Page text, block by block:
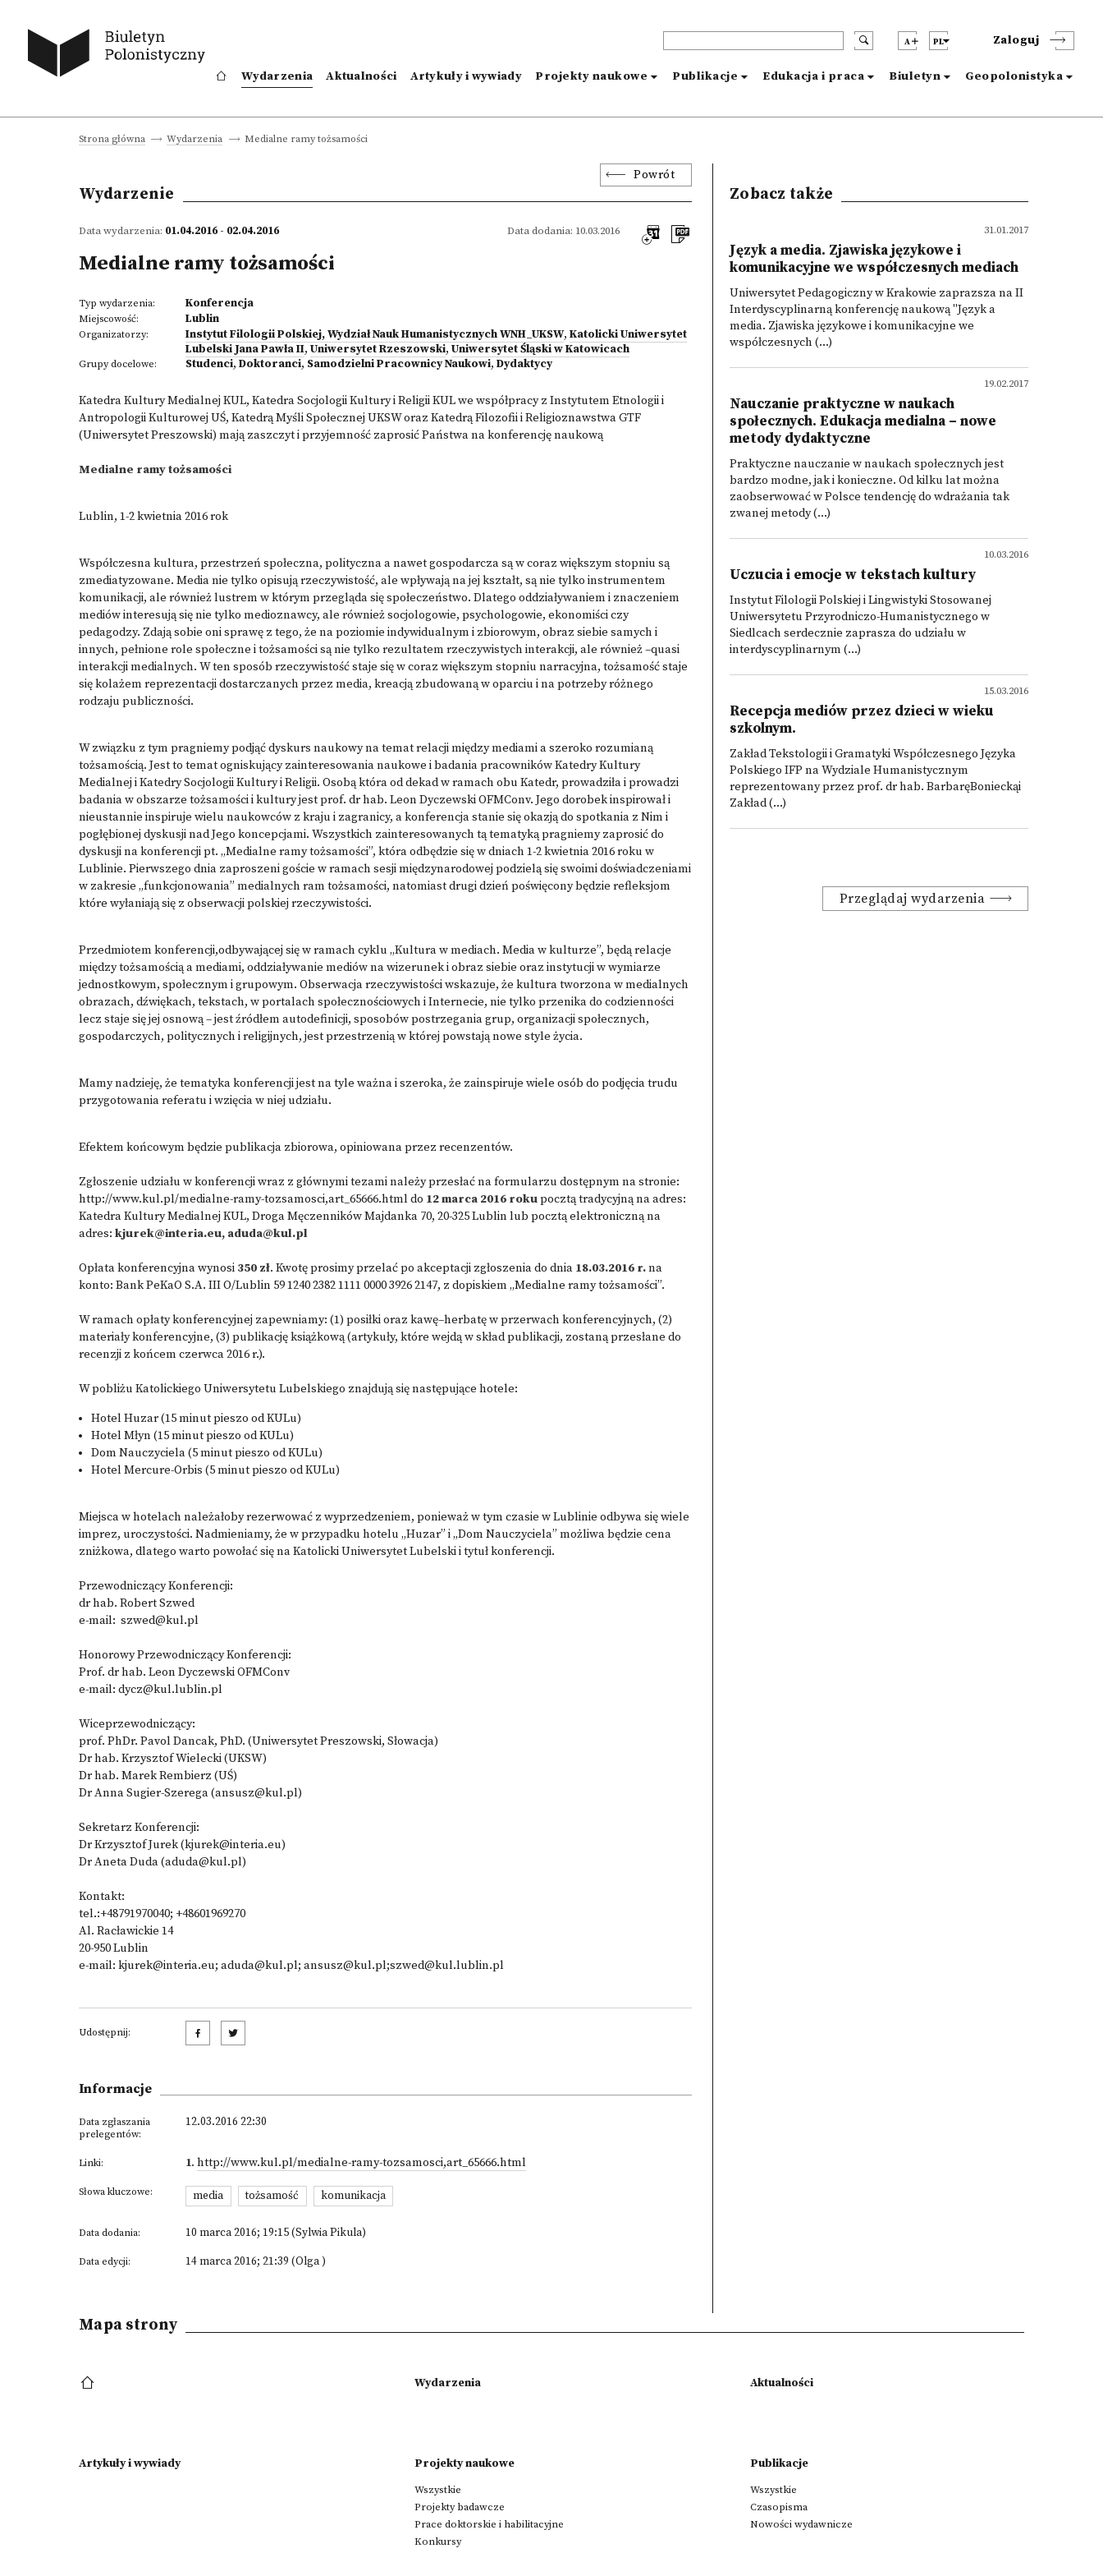
A PL Zaloguj
Wydarzenia Aktualności Artykuły i wywiady Projekty naukowe Publikacje Edukacja i praca Biuletyn Geopolonistyka
Strona główna Wydarzenia Medialne ramy tożsamości
Powrót
Wydarzenie
Data wydarzenia: 01.04.2016 - 02.04.2016 Data dodania: 10.03.2016
Medialne ramy tożsamości
Typ wydarzenia: Konferencja
Miejscowość: Lublin
Organizatorzy: Instytut Filologii Polskiej, Wydział Nauk Humanistycznych WNH_UKSW, Katolicki Uniwersytet
Lubelski Jana Pawła II, Uniwersytet Rzeszowski, Uniwersytet Śląski w Katowicach
Grupy docelowe: Studenci, Doktoranci, Samodzielni Pracownicy Naukowi, Dydaktycy
Katedra Kultury Medialnej KUL, Katedra Socjologii Kultury i Religii KUL we współpracy z Instytutem Etnologii i
Antropologii Kulturowej UŚ, Katedrą Myśli Społecznej UKSW oraz Katedrą Filozofii i Religioznawstwa GTF
(Uniwersytet Preszowski) mają zaszczyt i przyjemność zaprosić Państwa na konferencję naukową
Medialne ramy tożsamości
Lublin, 1-2 kwietnia 2016 rok
Współczesna kultura, przestrzeń społeczna, polityczna a nawet gospodarcza są w coraz większym stopniu są
zmediatyzowane. Media nie tylko opisują rzeczywistość, ale wpływają na jej kształt, są nie tylko instrumentem
komunikacji, ale również lustrem w którym przegląda się społeczeństwo. Dlatego oddziaływaniem i znaczeniem
mediów interesują się nie tylko medioznawcy, ale również socjologowie, psychologowie, ekonomiści czy
pedagodzy. Zdają sobie oni sprawę z tego, że na poziomie indywidualnym i zbiorowym, obraz siebie samych i
innych, pełnione role społeczne i tożsamości są nie tylko rezultatem rzeczywistych interakcji, ale również –quasi
interakcji medialnych. W ten sposób rzeczywistość staje się w coraz większym stopniu narracyjna, tożsamość staje
się kolażem reprezentacji dostarczanych przez media, kreacją zbudowaną w oparciu i na potrzeby różnego
rodzaju publiczności.
W związku z tym pragniemy podjąć dyskurs naukowy na temat relacji między mediami a szeroko rozumianą
tożsamością. Jest to temat ogniskujący zainteresowania naukowe i badania pracowników Katedry Kultury
Medialnej i Katedry Socjologii Kultury i Religii. Osobą która od dekad w ramach obu Katedr, prowadziła i prowadzi
badania w obszarze tożsamości i kultury jest prof. dr hab. Leon Dyczewski OFMConv. Jego dorobek inspirował i
nieustannie inspiruje wielu naukowców z kraju i zagranicy, a konferencja stanie się okazją do spotkania z Nim i
pogłębionej dyskusji nad Jego koncepcjami. Wszystkich zainteresowanych tą tematyką pragniemy zaprosić do
dyskusji na konferencji pt. „Medialne ramy tożsamości”, która odbędzie się w dniach 1-2 kwietnia 2016 roku w
Lublinie. Pierwszego dnia zaproszeni goście w ramach sesji międzynarodowej podzielą się swoimi doświadczeniami
w zakresie „funkcjonowania” medialnych ram tożsamości, natomiast drugi dzień poświęcony będzie refleksjom
które wyłaniają się z obserwacji polskiej rzeczywistości.
Przedmiotem konferencji,odbywającej się w ramach cyklu „Kultura w mediach. Media w kulturze”, będą relacje
między tożsamością a mediami, oddziaływanie mediów na wizerunek i obraz siebie oraz instytucji w wymiarze
jednostkowym, społecznym i grupowym. Obserwacja rzeczywistości wskazuje, że kultura tworzona w medialnych
obrazach, dźwiękach, tekstach, w portalach społecznościowych i Internecie, nie tylko przenika do codzienności
lecz staje się jej osnową – jest źródłem autodefinicji, sposobów postrzegania grup, organizacji społecznych,
gospodarczych, politycznych i religijnych, jest przestrzenią w której powstają nowe style życia.
Mamy nadzieję, że tematyka konferencji jest na tyle ważna i szeroka, że zainspiruje wiele osób do podjęcia trudu
przygotowania referatu i wzięcia w niej udziału.
Efektem końcowym będzie publikacja zbiorowa, opiniowana przez recenzentów.
Zgłoszenie udziału w konferencji wraz z głównymi tezami należy przesłać na formularzu dostępnym na stronie:
http://www.kul.pl/medialne-ramy-tozsamosci,art_65666.htmldo 12 marca 2016 rokupocztą tradycyjną na adres:
Katedra Kultury Medialnej KUL, Droga Męczenników Majdanka 70, 20-325 Lublin lub pocztą elektroniczną na
adres: kjurek@interia.eu, aduda@kul.pl
Opłata konferencyjna wynosi 350 zł. Kwotę prosimy przelać po akceptacji zgłoszenia do dnia 18.03.2016 r.na
konto: Bank PeKaO S.A. III O/Lublin 59 1240 2382 1111 0000 3926 2147, z dopiskiem „Medialne ramy tożsamości”.
W ramach opłaty konferencyjnej zapewniamy: (1) posiłki oraz kawę–herbatę w przerwach konferencyjnych, (2)
materiały konferencyjne, (3) publikację książkową (artykuły, które wejdą w skład publikacji, zostaną przesłane do
recenzji z końcem czerwca 2016 r.).
W pobliżu Katolickiego Uniwersytetu Lubelskiego znajdują się następujące hotele:
Hotel Huzar (15 minut pieszo od KULu)
Hotel Młyn (15 minut pieszo od KULu)
Dom Nauczyciela (5 minut pieszo od KULu)
Hotel Mercure-Orbis (5 minut pieszo od KULu)
Miejsca w hotelach należałoby rezerwować z wyprzedzeniem, ponieważ w tym czasie w Lublinie odbywa się wiele
imprez, uroczystości. Nadmieniamy, że w przypadku hotelu „Huzar” i „Dom Nauczyciela” możliwa będzie cena
zniżkowa, dlatego warto powołać się na Katolicki Uniwersytet Lubelski i tytuł konferencji.
Przewodniczący Konferencji:
dr hab. Robert Szwed
e-mail: szwed@kul.pl
Honorowy Przewodniczący Konferencji:
Prof. dr hab. Leon Dyczewski OFMConv
e-mail: dycz@kul.lublin.pl
Wiceprzewodniczący:
prof. PhDr. Pavol Dancak, PhD. (Uniwersytet Preszowski, Słowacja)
Dr hab. Krzysztof Wielecki (UKSW)
Dr hab. Marek Rembierz (UŚ)
Dr Anna Sugier-Szerega (ansusz@kul.pl)
Sekretarz Konferencji:
Dr Krzysztof Jurek (kjurek@interia.eu)
Dr Aneta Duda (aduda@kul.pl)
Kontakt:
tel.:+48791970040; +48601969270
Al. Racławickie 14
20-950 Lublin
e-mail: kjurek@interia.eu; aduda@kul.pl; ansusz@kul.pl;szwed@kul.lublin.pl
Udostępnij:
Informacje
Data zgłaszania
prelegentów:
12.03.2016 22:30
Linki: 1. http://www.kul.pl/medialne-ramy-tozsamosci,art_65666.html
Słowa kluczowe: media tożsamość komunikacja
Data dodania: 10 marca 2016; 19:15 (Sylwia Pikula)
Data edycji: 14 marca 2016; 21:39 (Olga )
Zobacz także
31.01.2017
Język a media. Zjawiska językowe i
komunikacyjne we współczesnych mediach
Uniwersytet Pedagogiczny w Krakowie zaprazsza na II
Interdyscyplinarną konferencję naukową "Język a
media. Zjawiska językowe i komunikacyjne we
współczesnych (...)
19.02.2017
Nauczanie praktyczne w naukach
społecznych. Edukacja medialna – nowe
metody dydaktyczne
Praktyczne nauczanie w naukach społecznych jest
bardzo modne, jak i konieczne. Od kilku lat można
zaobserwować w Polsce tendencję do wdrażania tak
zwanej metody (...)
10.03.2016
Uczucia i emocje w tekstach kultury
Instytut Filologii Polskiej i Lingwistyki Stosowanej
Uniwersytetu Przyrodniczo-Humanistycznego w
Siedlcach serdecznie zaprasza do udziału w
interdyscyplinarnym (...)
15.03.2016
Recepcja mediów przez dzieci w wieku
szkolnym.
Zakład Tekstologii i Gramatyki Współczesnego Języka
Polskiego IFP na Wydziale Humanistycznym
reprezentowany przez prof. dr hab. BarbaręBonieckąi
Zakład (...)
Przeglądaj wydarzenia
Mapa strony
Wydarzenia Aktualności
Artykuły i wywiady Projekty naukowe
Wszystkie
Projekty badawcze
Prace doktorskie i habilitacyjne
Konkursy
Publikacje
Wszystkie
Czasopisma
Nowości wydawnicze